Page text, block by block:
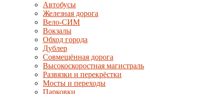
Автобусы
Железная дорога
Вело-СИМ
Вокзалы
Обход города
Дублер
Совмещённая дорога
Высокоскоростная магистраль
Развязки и перекрёстки
Мосты и переходы
Парковки